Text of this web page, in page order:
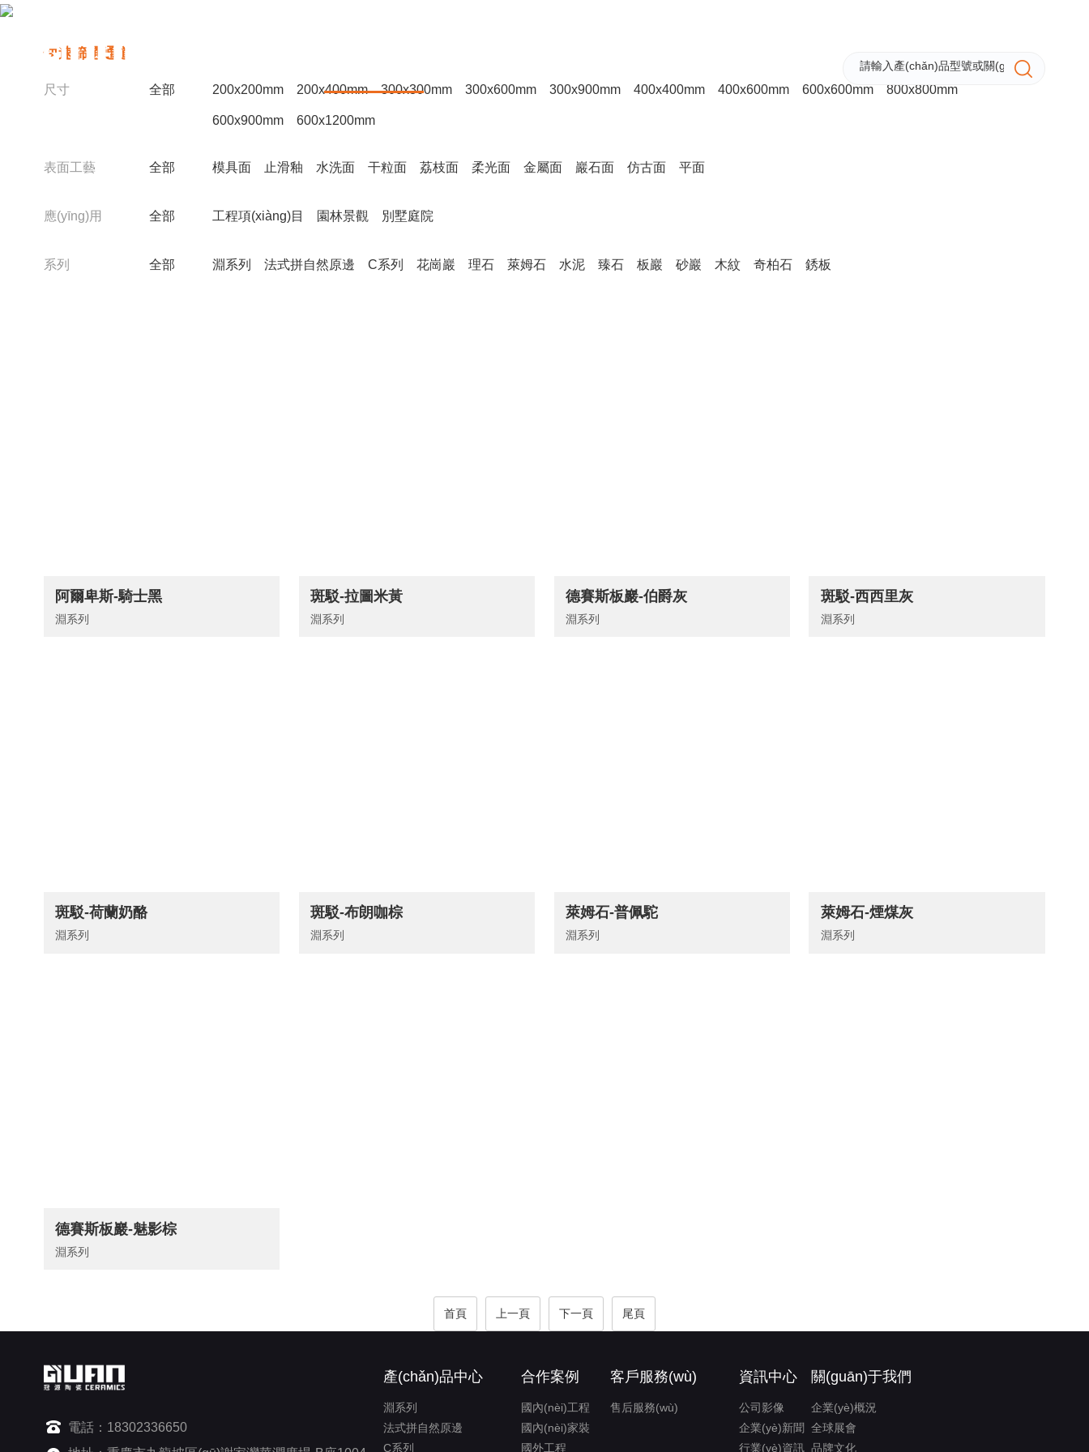
方案
快速篩選通道
尺寸 全部 200x200mm 200x400mm 300x300mm 300x600mm 300x900mm 400x400mm 400x600mm 600x600mm 800x800mm
600x900mm 600x1200mm
表面工藝 全部 模具面 止滑釉 水洗面 干粒面 荔枝面 柔光面 金屬面 巖石面 仿古面 平面
應(yīng)用 全部 工程項(xiàng)目 園林景觀 別墅庭院
系列 全部 淵系列 法式拼自然原邊 C系列 花崗巖 理石 萊姆石 水泥 臻石 板巖 砂巖 木紋 奇柏石 銹板
阿爾卑斯-騎士黑
淵系列
斑駁-拉圖米黃
淵系列
德賽斯板巖-伯爵灰
淵系列
斑駁-西西里灰
淵系列
斑駁-荷蘭奶酪
淵系列
斑駁-布朗咖棕
淵系列
萊姆石-普佩駝
淵系列
萊姆石-煙煤灰
淵系列
德賽斯板巖-魅影棕
淵系列
首頁 上一頁 下一頁 尾頁
產(chǎn)品中心
淵系列
法式拼自然原邊
C系列
合作案例
國內(nèi)工程
國內(nèi)家裝
國外工程
客戶服務(wù)
售后服務(wù)
資訊中心
公司影像
企業(yè)新聞
行業(yè)資訊
關(guān)于我們
企業(yè)概況
全球展會
品牌文化
電話：18302336650